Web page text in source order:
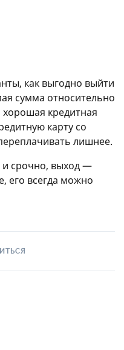
как выгодно выйти
сумма относительно
кредитная
карту со
лишнее.
срочно, выход —
его всегда можно